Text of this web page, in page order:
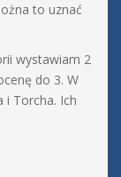
to uznać
wystawiam 2
do 3. W
i Torcha. Ich